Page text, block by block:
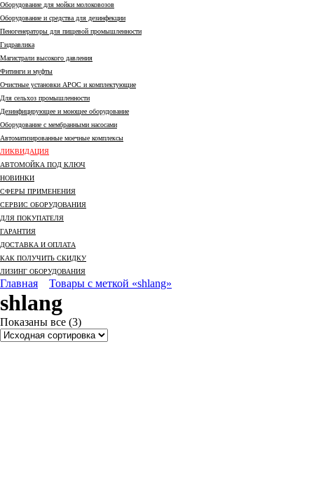
Оборудование для мойки молоковозов
Оборудование и средства для дезинфекции
Пеногенераторы для пищевой промышленности
Гидравлика
Магистрали высокого давления
Фитинги и муфты
Очистные установки АРОС и комплектующие
Для сельхоз промышленности
Дезинфицирующее и моющее оборудование
Оборудование с мембранными насосами
Автоматизированные моечные комплексы
ЛИКВИДАЦИЯ
АВТОМОЙКА ПОД КЛЮЧ
НОВИНКИ
СФЕРЫ ПРИМЕНЕНИЯ
СЕРВИС ОБОРУДОВАНИЯ
ДЛЯ ПОКУПАТЕЛЯ
ГАРАНТИЯ
ДОСТАВКА И ОПЛАТА
КАК ПОЛУЧИТЬ СКИДКУ
ЛИЗИНГ ОБОРУДОВАНИЯ
Главная Товары с меткой «shlang»
shlang
Показаны все (3)